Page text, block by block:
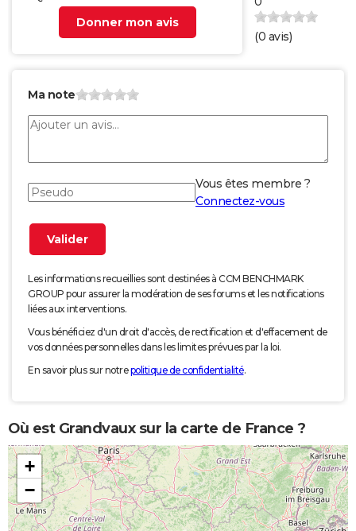
Donner mon avis
(0 avis)
Ma note
Vous êtes membre ?
Connectez-vous
Les informations recueillies sont destinées à CCM BENCHMARK
GROUP pour assurer la modération de ses forums et les notifications
liées aux interventions.
Vous bénéficiez d'un droit d'accès, de rectification et d'effacement de
vos données personnelles dans les limites prévues par la loi.
En savoir plus sur notrepolitique de confidentialité.
Où est Grandvaux sur la carte de France ?
+
−